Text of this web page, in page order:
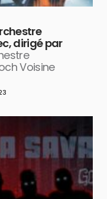
dirigé par
Voisine